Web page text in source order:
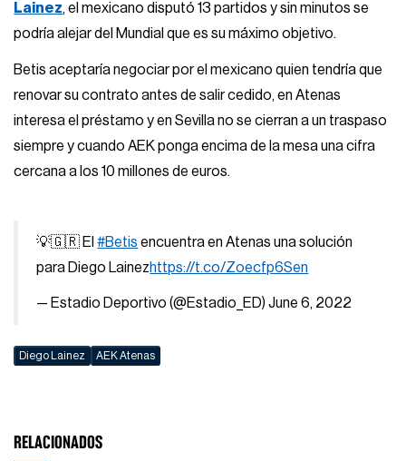
Lainez, el mexicano disputó 13 partidos y sin minutos se
podría alejar del Mundial que es su máximo objetivo.
Betis aceptaría negociar por el mexicano quien tendría que
renovar su contrato antes de salir cedido, en Atenas
interesa el préstamo y en Sevilla no se cierran a un traspaso
siempre y cuando AEK ponga encima de la mesa una cifra
cercana a los 10 millones de euros.
💡🇬🇷 El#Betis encuentra en Atenas una solución
para Diego Lainezhttps://t.co/Zoecfp6Sen
— Estadio Deportivo (@Estadio_ED)June 6, 2022
Diego Lainez AEK Atenas
RELACIONADOS